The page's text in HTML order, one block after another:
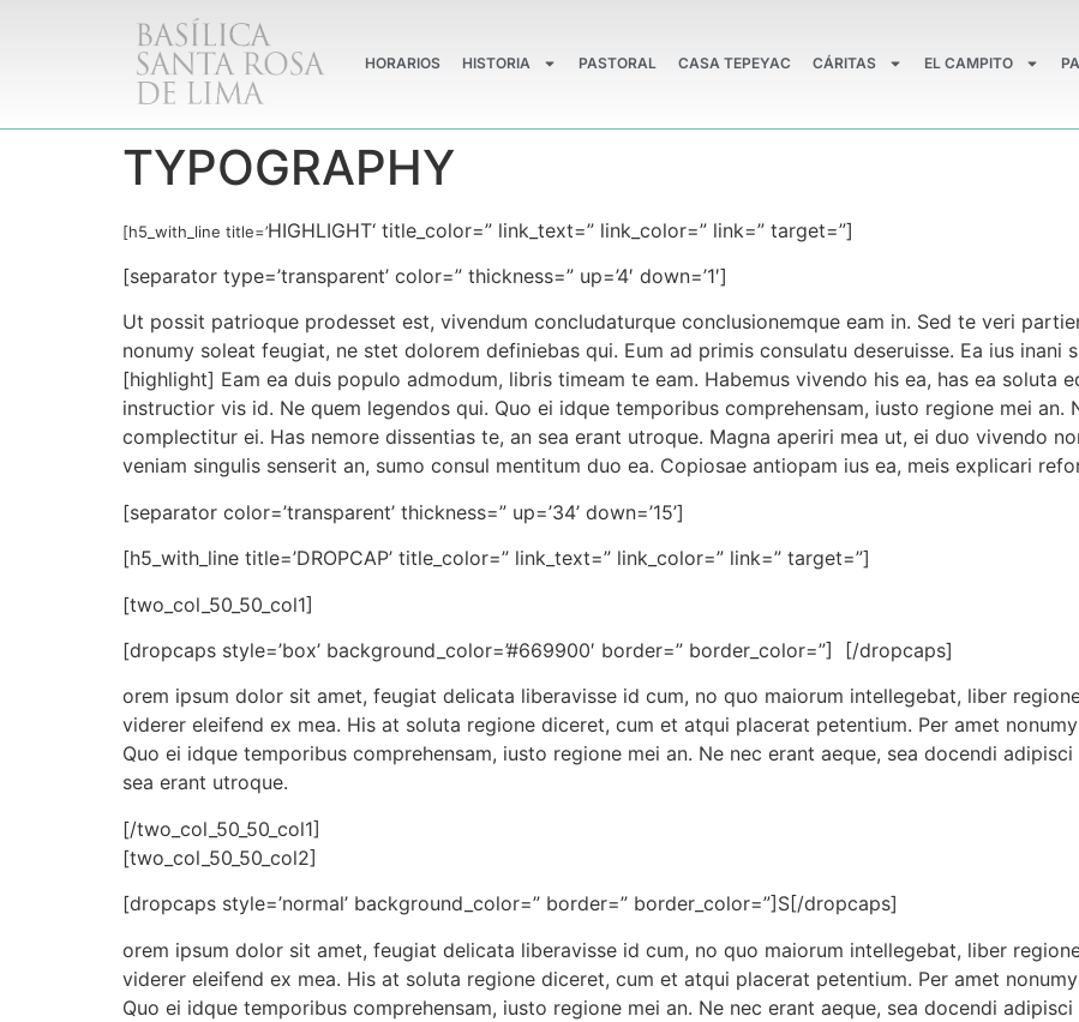
HORARIOS HISTORIA PASTORAL CASA TEPEYAC CÁRITAS EL CAMPITO
TYPOGRAPHY
[h5_with_line title=’HIGHLIGHT‘ title_color=” link_text=” link_color=” link=” target=”]
[separator type=’transparent’ color=” thickness=” up=’4′ down=’1′]
Ut possit patrioque prodesset est, vivendum concludaturque conclusionemque eam in. Sed te veri
nonumy soleat feugiat, ne stet dolorem definiebas qui. Eum ad primis consulatu deseruisse. Ea ius inani
[highlight] Eam ea duis populo admodum, libris timeam te eam. Habemus vivendo his ea, has ea soluta
instructior vis id. Ne quem legendos qui. Quo ei idque temporibus comprehensam, iusto regione mei an.
complectitur ei. Has nemore dissentias te, an sea erant utroque. Magna aperiri mea ut, ei duo vivendo
veniam singulis senserit an, sumo consul mentitum duo ea. Copiosae antiopam ius ea, meis explicari
[separator color=’transparent’ thickness=” up=’34’ down=’15’]
[h5_with_line title=’DROPCAP’ title_color=” link_text=” link_color=” link=” target=”]
[two_col_50_50_col1]
[dropcaps style=’box’ background_color=’#669900′ border=” border_color=”]
[/dropcaps]
orem ipsum dolor sit amet, feugiat delicata liberavisse id cum, no quo maiorum intellegebat, liber
viderer eleifend ex mea. His at soluta regione diceret, cum et atqui placerat petentium. Per amet
Quo ei idque temporibus comprehensam, iusto regione mei an. Ne nec erant aeque, sea docendi
sea erant utroque.
[/two_col_50_50_col1]
[two_col_50_50_col2]
[dropcaps style=’normal’ background_color=” border=” border_color=”]S[/dropcaps]
orem ipsum dolor sit amet, feugiat delicata liberavisse id cum, no quo maiorum intellegebat, liber
viderer eleifend ex mea. His at soluta regione diceret, cum et atqui placerat petentium. Per amet
Quo ei idque temporibus comprehensam, iusto regione mei an. Ne nec erant aeque, sea docendi